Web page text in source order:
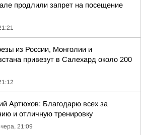
продлили запрет на посещение
из России, Монголии и
привезут в Салехард около 200
Артюхов: Благодарю всех за
и отличную тренировку
21:09